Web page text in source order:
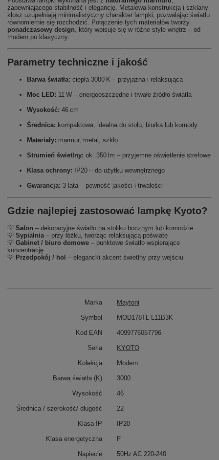
zapewniającego stabilność i elegancję. Metalowa konstrukcja i szklany
klosz uzupełniają minimalistyczny charakter lampki, pozwalając światłu
równomiernie się rozchodzić. Połączenie tych materiałów tworzy
ponadczasowy design, który wpisuje się w różne style wnętrz – od
modern po klasyczny.
Parametry techniczne i jakość
Barwa światła: ciepła 3000 K – przyjazna i relaksująca
Moc LED: 11 W – energooszczędne i trwałe źródło światła
Wysokość: 46 cm
Średnica: kompaktowa, idealna do stołu, biurka lub komody
Materiały: marmur, metal, szkło
Strumień świetlny: ok. 350 lm – przyjemne oświetlenie strefowe
Klasa ochrony: IP20 – do użytku wewnętrznego
Gwarancja: 3 lata – pewność jakości i trwałości
Gdzie najlepiej zastosować lampkę Kyoto?
💡 Salon – dekoracyjne światło na stoliku bocznym lub komodzie
💡 Sypialnia– przy łóżku, tworząc relaksującą poświatę
💡 Gabinet / biuro domowe – punktowe światło wspierające
koncentrację
💡 Przedpokój / hol – elegancki akcent świetlny przy wejściu
Marka Maytoni
Symbol MOD178TL-L11B3K
Kod EAN 4099776057796
Seria KYOTO
Kolekcja Modern
Barwa światła (K) 3000
Wysokość 46
Średnica / szerokość/ długość 22
Klasa IP IP20
Klasa energetyczna F
Napiecie 50Hz AC 220-240